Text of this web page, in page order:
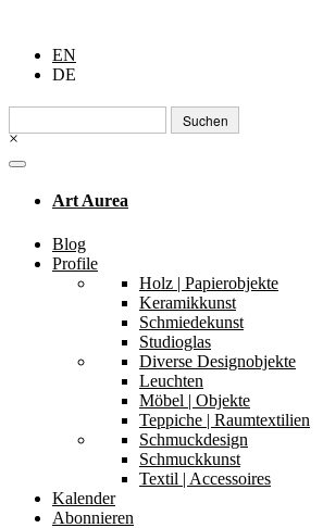
EN
DE
Suchen
nach:
×
Art Aurea
Blog
Profile
Holz | Papierobjekte
Keramikkunst
Schmiedekunst
Studioglas
Diverse Designobjekte
Leuchten
Möbel | Objekte
Teppiche | Raumtextilien
Schmuckdesign
Schmuckkunst
Textil | Accessoires
Kalender
Abonnieren